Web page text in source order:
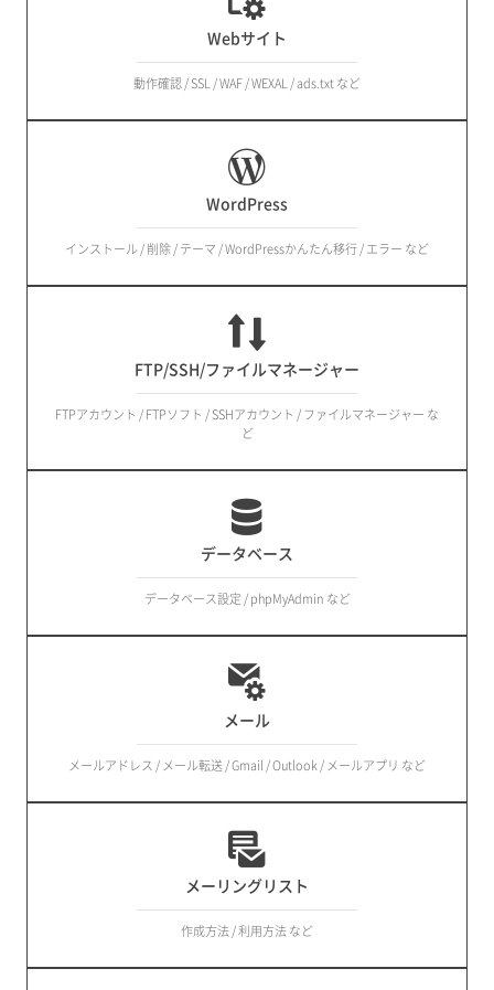
Webサイト
動作確認 / SSL / WAF / WEXAL / ads.txt など
WordPress
インストール / 削除 / テーマ / WordPressかんたん移行 / エラー など
FTP/SSH/ファイルマネージャー
FTPアカウント / FTPソフト / SSHアカウント / ファイルマネージャー な
ど
データベース
データベース設定 / phpMyAdmin など
メール
メールアドレス / メール転送 / Gmail / Outlook / メールアプリ など
メーリングリスト
作成方法 / 利用方法 など